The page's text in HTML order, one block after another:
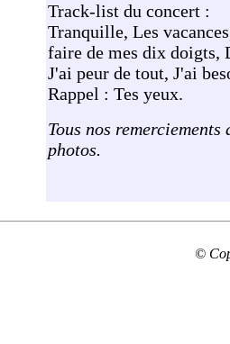
Track-list du concert :
Tranquille, Les
faire de mes dix doigts,
J'ai peur de tout, J'ai
Rappel : Tes yeux.
Tous nos remerciements
photos.
©